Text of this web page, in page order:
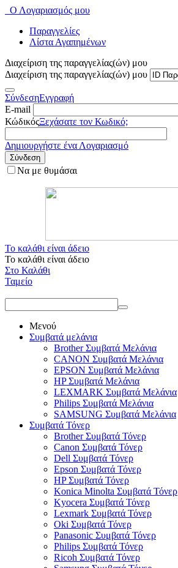
Ο Λογαριασμός μου
Παραγγελίες
Λίστα Αγαπημένων
Διαχείριση της παραγγελίας(ών) μου
Διαχείριση της παραγγελίας(ών) μου
ΣύνδεσηΕγγραφή
E-mail
ΚώδικόςΞεχάσατε τον Κωδικό;
Δημιουργήστε ένα Λογαριασμό
Σύνδεση
Να με θυμάσαι
Το καλάθι είναι άδειο
Το καλάθι είναι άδειο
Στο Καλάθι
Ταμείο
Μενού
Συμβατά μελάνια
Brother Συμβατά Μελάνια
CANON Συμβατά Μελάνια
EPSON Συμβατά Μελάνια
HP Συμβατά Μελάνια
LEXMARK Συμβατά Μελάνια
Philips Συμβατά Μελάνια
SAMSUNG Συμβατά Μελάνια
Συμβατά Τόνερ
Brother Συμβατά Τόνερ
Canon Συμβατά Τόνερ
Dell Συμβατά Τόνερ
Epson Συμβατά Τόνερ
HP Συμβατά Τόνερ
Konica Minolta Συμβατά Τόνερ
Kyocera Συμβατά Τόνερ
Lexmark Συμβατά Τόνερ
Oki Συμβατά Τόνερ
Panasonic Συμβατά Τόνερ
Philips Συμβατά Τόνερ
Ricoh Συμβατά Τόνερ